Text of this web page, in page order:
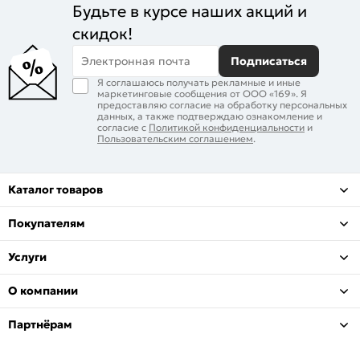
Будьте в курсе наших акций и
скидок!
Электронная почта Подписаться
Я соглашаюсь получать рекламные и иные
маркетинговые сообщения от ООО «169». Я
предоставляю согласие на обработку персональных
данных, а также подтверждаю ознакомление и
согласие с Политикой конфиденциальности и
Пользовательским соглашением.
Каталог товаров
Покупателям
Услуги
О компании
Партнёрам